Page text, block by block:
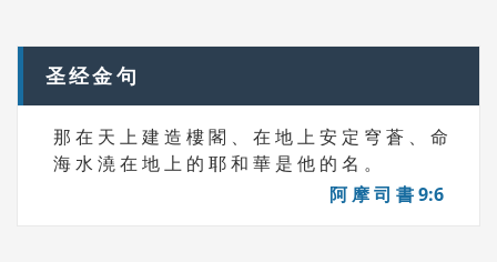
圣经金句
那 在 天 上 建 造 樓 閣 、 在 地 上 安 定 穹 蒼 、 命
海 水 澆 在 地 上 的 耶 和 華 是 他 的 名 。
阿 摩 司 書 9:6